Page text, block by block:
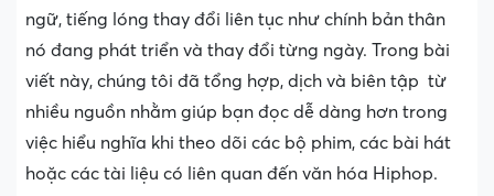
ngữ, tiếng lóng thay đổi liên tục như chính bản thân
nó đang phát triển và thay đổi từng ngày. Trong bài
viết này, chúng tôi đã tổng hợp, dịch và biên tập từ
nhiều nguồn nhằm giúp bạn đọc dễ dàng hơn trong
việc hiểu nghĩa khi theo dõi các bộ phim, các bài hát
hoặc các tài liệu có liên quan đến văn hóa Hiphop.